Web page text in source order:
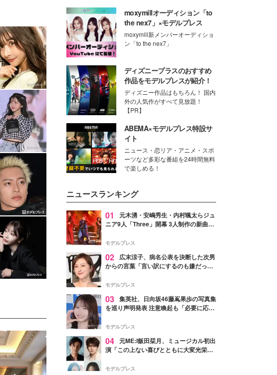
moxymillオーディション「to
the nex7」×モデルプレス
moxymill新メンバーオーディショ
ン「to the nex7」
ディズニープラスのおすすめ
作品をモデルプレスが紹介！
ディズニー作品はもちろん！ 国内
外の人気作がすべて見放題！
【PR】
ABEMA×モデルプレス特設サ
イト
ニュース・恋リア・アニメ・スポ
ーツなど多彩な番組を24時間無料
で楽しめる！
ニュースランキング
01
元木湧・安嶋秀生・内村颯太らジュ
ニア9人「Three」開幕 3人制作の新曲＆
進んで夢を掴みたい」【ゲネプロレポ】
モデルプレス
02
広末涼子、病名公表を決断した次男
からの言葉「言い訳にするのも嫌だっ
モデルプレス
03 集英社、日向坂46藤嶌果歩の写真集
を巡り声明発表 注意喚起も「必要に応じ
モデルプレス
04 元ME:I飯田栞月、ミュージカル初出
演「この上ない喜びとともに大変光栄」
ャスト発表
モデルプレス